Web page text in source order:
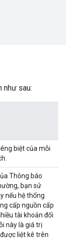
như sau:
biệt của mỗi
Thông báo
bạn sử
nếu hệ thống
cấp nguồn cấp
tài khoản đối
này là giá trị
liệt kê trên